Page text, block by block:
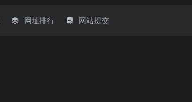
网址排行 网站提交